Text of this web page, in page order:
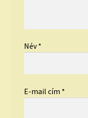
Név*
E-mail cím *